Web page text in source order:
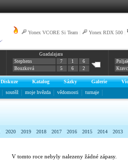
Yonex VCORE Si Team Yonex RDX 500
Guadalajara
Stephens
7 1
6
Bouzková
5 6 2
Diskuze Katalog Sázky Galerie
soutěž moje hvězda vědomosti turnaje
2020 2019 2018 2017 2016 2015 2014 2013
V tomto roce nebyly nalezeny žádné zápasy.